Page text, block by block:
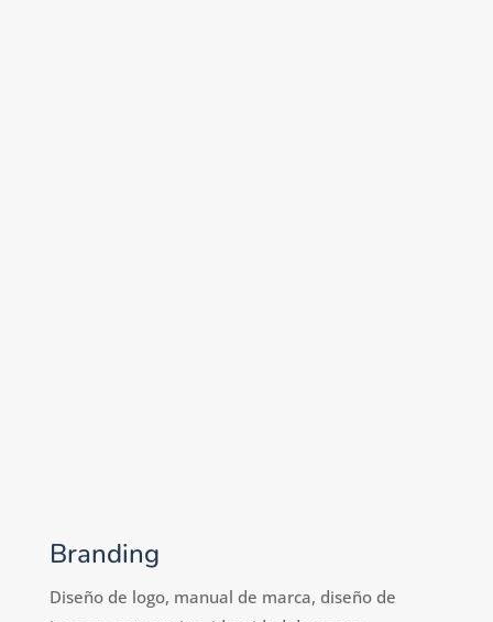
Branding
Diseño de logo, manual de marca, diseño de